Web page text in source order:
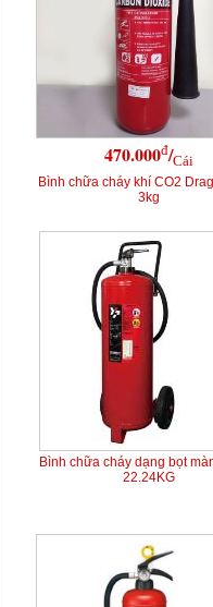
470.000đ/Cái
Bình chữa cháy khí CO2
3kg
Bình chữa cháy dạng bọt
22.24KG